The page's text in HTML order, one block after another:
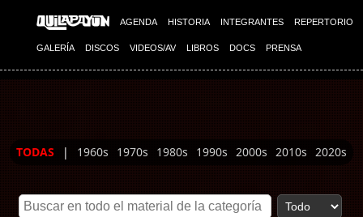
AGENDA HISTORIA INTEGRANTES REPERTORIO
GALERÍA DISCOS VIDEOS/AV LIBROS DOCS PRENSA
Imagen 01
Imagen 02
TODAS | 1960s 1970s 1980s 1990s 2000s 2010s 2020s